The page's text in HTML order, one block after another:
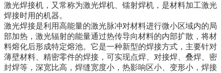
激光焊接机，又常称为激光焊机、镭射焊机，是材料加工激光
焊接时用的机器。
激光焊接是利用高能量的激光脉冲对材料进行微小区域内的局
部加热，激光辐射的能量通过热传导向材料的内部扩散，将材
料熔化后形成特定熔池。它是一种新型的焊接方式，主要针对
薄壁材料、精密零件的焊接，可实现点焊、对接焊、叠焊、密
封焊等，深宽比高，焊缝宽度小，热影响区小、变形小，焊接